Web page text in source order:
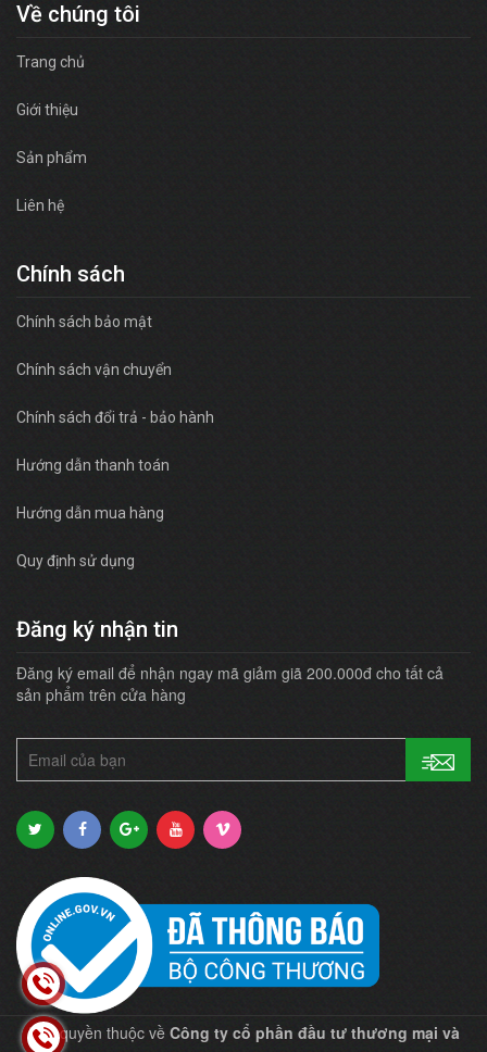
Về chúng tôi
Trang chủ
Giới thiệu
Sản phẩm
Liên hệ
Chính sách
Chính sách bảo mật
Chính sách vận chuyển
Chính sách đổi trả - bảo hành
Hướng dẫn thanh toán
Hướng dẫn mua hàng
Quy định sử dụng
Đăng ký nhận tin
Đăng ký email để nhận ngay mã giảm giã 200.000đ cho tất cả
sản phẩm trên cửa hàng
Bản quyền thuộc về Công ty cổ phần đầu tư thương mại và